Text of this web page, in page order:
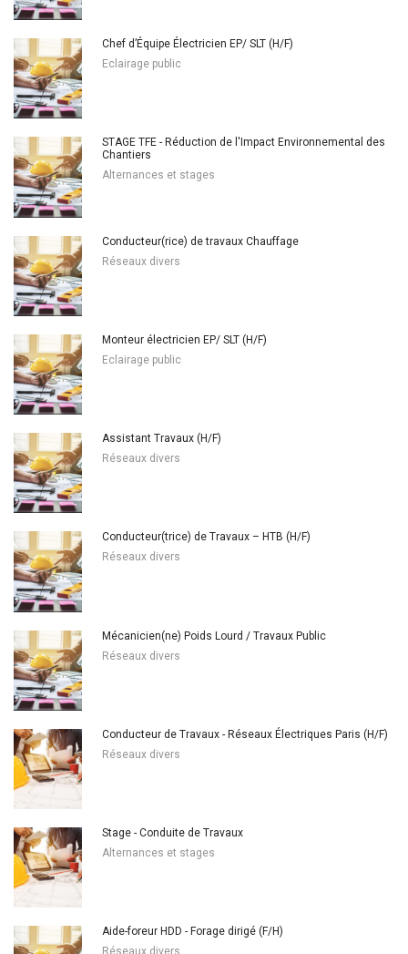
Chef d’Équipe Électricien EP/ SLT (H/F)
Eclairage public
STAGE TFE - Réduction de l'Impact Environnemental des
Chantiers
Alternances et stages
Conducteur(rice) de travaux Chauffage
Réseaux divers
Monteur électricien EP/ SLT (H/F)
Eclairage public
Assistant Travaux (H/F)
Réseaux divers
Conducteur(trice) de Travaux – HTB (H/F)
Réseaux divers
Mécanicien(ne) Poids Lourd / Travaux Public
Réseaux divers
Conducteur de Travaux - Réseaux Électriques Paris (H/F)
Réseaux divers
Stage - Conduite de Travaux
Alternances et stages
Aide-foreur HDD - Forage dirigé (F/H)